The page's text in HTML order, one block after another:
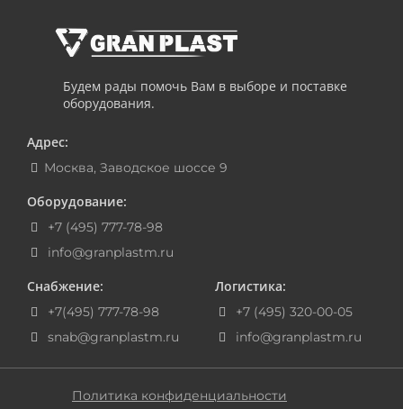
Будем рады помочь Вам в выборе и поставке
оборудования.
Адрес:
Москва, Заводское шоссе 9
Оборудование:
+7 (495) 777-78-98
info@granplastm.ru
Снабжение:
+7(495) 777-78-98
snab@granplastm.ru
Логистика:
+7 (495) 320-00-05
info@granplastm.ru
Политика конфиденциальности